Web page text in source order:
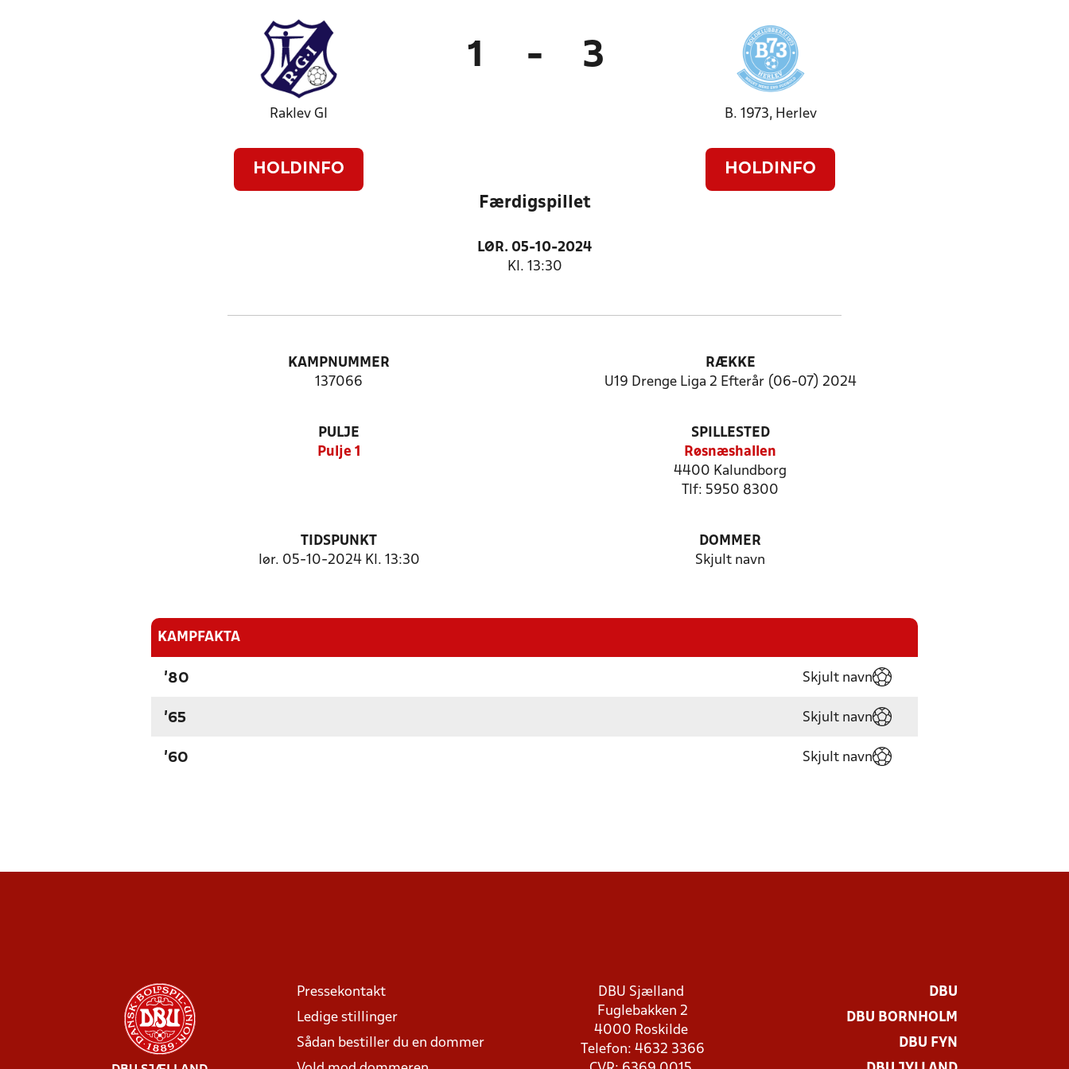
Raklev GI
HOLDINFO
1 - 3
B. 1973, Herlev
HOLDINFO
Færdigspillet
LØR. 05-10-2024
Kl. 13:30
KAMPNUMMER
137066
RÆKKE
U19 Drenge Liga 2 Efterår (06-07) 2024
PULJE
Pulje 1
SPILLESTED
Røsnæshallen
4400 Kalundborg
Tlf: 5950 8300
TIDSPUNKT
lør. 05-10-2024 Kl. 13:30
DOMMER
Skjult navn
KAMPFAKTA
'80 Skjult navn
'65 Skjult navn
'60 Skjult navn
Pressekontakt
Ledige stillinger
Sådan bestiller du en dommer
DBU Sjælland
Fuglebakken 2
4000 Roskilde
Telefon: 4632 3366
DBU
DBU BORNHOLM
DBU FYN